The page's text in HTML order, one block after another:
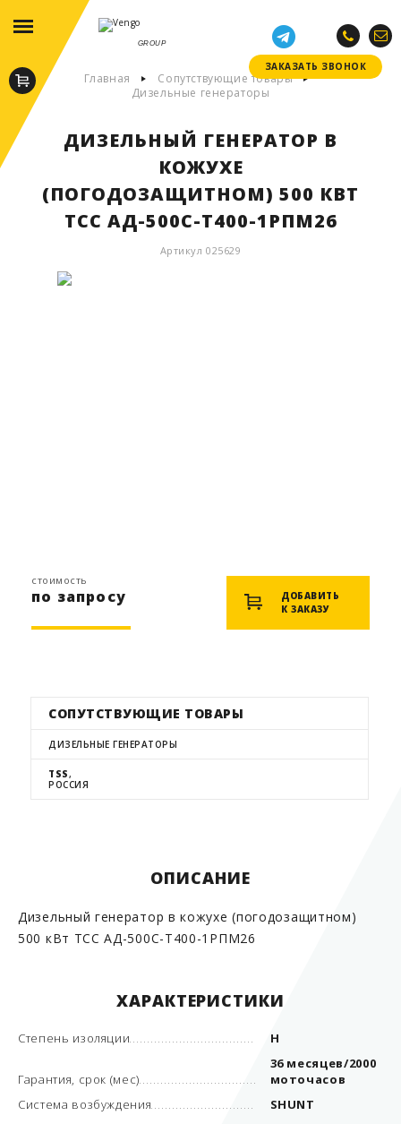
ЗАКАЗАТЬ ЗВОНОК
ЗАКАЗАТЬ ЗВОНОК
GROUP
Главная
Сопутствующие товары
Дизельные генераторы
ДИЗЕЛЬНЫЙ ГЕНЕРАТОР В
КОЖУХЕ
(ПОГОДОЗАЩИТНОМ) 500 КВТ
ТСС АД-500С-Т400-1РПМ26
Артикул 025629
стоимость
по запросу
ДОБАВИТЬ
К ЗАКАЗУ
СОПУТСТВУЮЩИЕ ТОВАРЫ
ДИЗЕЛЬНЫЕ ГЕНЕРАТОРЫ
TSS,
РОССИЯ
ОПИСАНИЕ
Дизельный генератор в кожухе (погодозащитном)
500 кВт ТСС АД-500С-Т400-1РПМ26
ХАРАКТЕРИСТИКИ
Степень изоляции H
Гарантия, срок (мес)
36 месяцев/2000
моточасов
Система возбуждения
SHUNT